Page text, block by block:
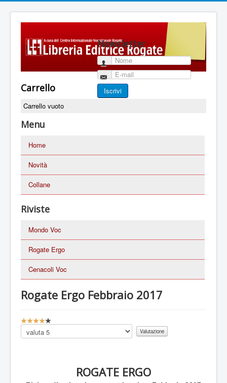
Newsletter
Nome
E-mail
Iscrivi
Carrello
Carrello vuoto
Menu
Home
Novità
Collane
Riviste
Mondo Voc
Rogate Ergo
Cenacoli Voc
Rogate Ergo Febbraio 2017
V
l
Valuta
ROGATE ERGO